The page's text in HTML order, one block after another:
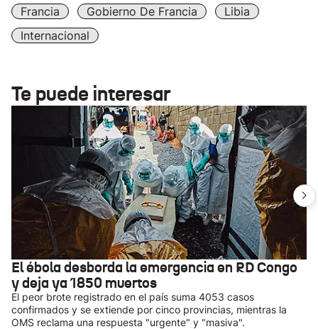
Francia Gobierno De Francia
Libia
Internacional
Te puede interesar
El ébola desborda la emergencia en RD Congo
y deja ya 1850 muertos
El peor brote registrado en el país suma 4053 casos
confirmados y se extiende por cinco provincias, mientras la
OMS reclama una respuesta "urgente" y "masiva".